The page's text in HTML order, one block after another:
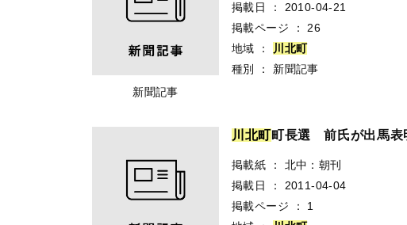
新聞記事
掲載日
：
2010-04-21
掲載ページ
：
26
地域
： 川 北町
種別
： 新聞記事
川 北町町長選 前氏が出馬表
掲載紙 ：
北中：朝刊
掲載日
：
2011-04-04
掲載ページ
：
1